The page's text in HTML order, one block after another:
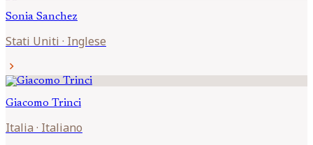
Sonia Sanchez
Stati Uniti · Inglese
chevron_right
Giacomo Trinci
Italia · Italiano